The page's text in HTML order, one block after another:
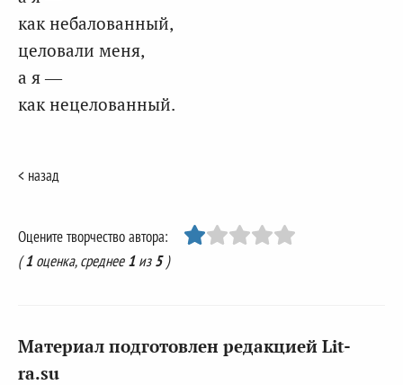
как небалованный,
целовали меня,
а я —
как нецелованный.
< назад
Оцените творчество автора:
(1оценка, среднее1из5)
Материал подготовлен редакцией Lit-
ra.su